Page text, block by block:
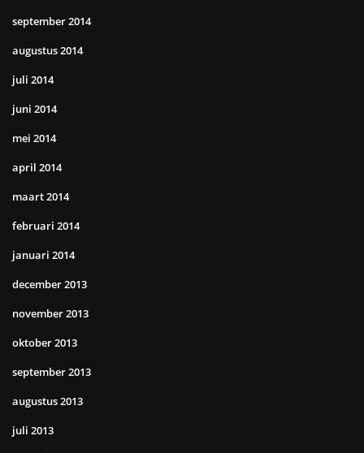
september 2014
augustus 2014
juli 2014
juni 2014
mei 2014
april 2014
maart 2014
februari 2014
januari 2014
december 2013
november 2013
oktober 2013
september 2013
augustus 2013
juli 2013